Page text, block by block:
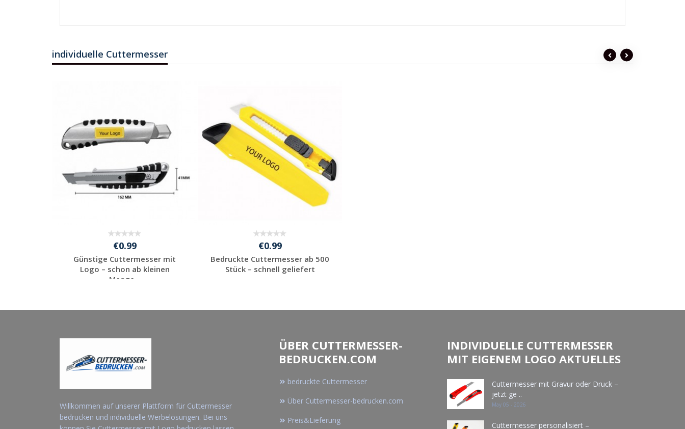
individuelle Cuttermesser
€0.99
Günstige Cuttermesser mit
Logo – schon ab kleinen
Menge...
€0.99
Bedruckte Cuttermesser ab 500
Stück – schnell geliefert
Willkommen auf unserer Plattform für Cuttermesser
bedrucken und individuelle Werbelösungen. Bei uns
ÜBER CUTTERMESSER-
BEDRUCKEN.COM
bedruckte Cuttermesser
Über Cuttermesser-bedrucken.com
Preis&Lieferung
INDIVIDUELLE CUTTERMESSER
MIT EIGENEM LOGO AKTUELLES
Cuttermesser mit Gravur oder Druck –
jetzt ge ..
May 05 - 2026
Cuttermesser personalisiert –